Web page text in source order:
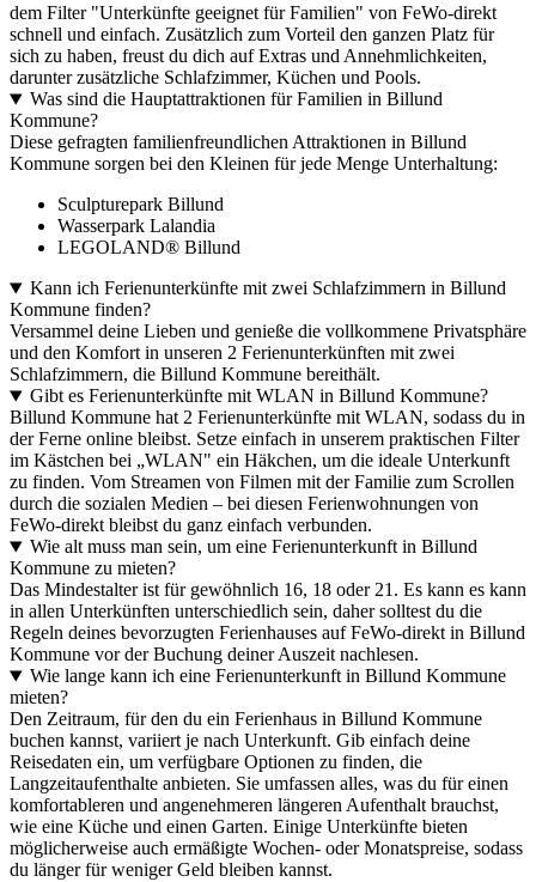
dem Filter "Unterkünfte geeignet für Familien" von FeWo-direkt
schnell und einfach. Zusätzlich zum Vorteil den ganzen Platz für
sich zu haben, freust du dich auf Extras und Annehmlichkeiten,
darunter zusätzliche Schlafzimmer, Küchen und Pools.
Was sind die Hauptattraktionen für Familien in Billund
Kommune?
Diese gefragten familienfreundlichen Attraktionen in Billund
Kommune sorgen bei den Kleinen für jede Menge Unterhaltung:
Sculpturepark Billund
Wasserpark Lalandia
LEGOLAND® Billund
Kann ich Ferienunterkünfte mit zwei Schlafzimmern in Billund
Kommune finden?
Versammel deine Lieben und genieße die vollkommene Privatsphäre
und den Komfort in unseren 2 Ferienunterkünften mit zwei
Schlafzimmern, die Billund Kommune bereithält.
Gibt es Ferienunterkünfte mit WLAN in Billund Kommune?
Billund Kommune hat 2 Ferienunterkünfte mit WLAN, sodass du in
der Ferne online bleibst. Setze einfach in unserem praktischen Filter
im Kästchen bei „WLAN" ein Häkchen, um die ideale Unterkunft
zu finden. Vom Streamen von Filmen mit der Familie zum Scrollen
durch die sozialen Medien – bei diesen Ferienwohnungen von
FeWo-direkt bleibst du ganz einfach verbunden.
Wie alt muss man sein, um eine Ferienunterkunft in Billund
Kommune zu mieten?
Das Mindestalter ist für gewöhnlich 16, 18 oder 21. Es kann es kann
in allen Unterkünften unterschiedlich sein, daher solltest du die
Regeln deines bevorzugten Ferienhauses auf FeWo-direkt in Billund
Kommune vor der Buchung deiner Auszeit nachlesen.
Wie lange kann ich eine Ferienunterkunft in Billund Kommune
mieten?
Den Zeitraum, für den du ein Ferienhaus in Billund Kommune
buchen kannst, variiert je nach Unterkunft. Gib einfach deine
Reisedaten ein, um verfügbare Optionen zu finden, die
Langzeitaufenthalte anbieten. Sie umfassen alles, was du für einen
komfortableren und angenehmeren längeren Aufenthalt brauchst,
wie eine Küche und einen Garten. Einige Unterkünfte bieten
möglicherweise auch ermäßigte Wochen- oder Monatspreise, sodass
du länger für weniger Geld bleiben kannst.